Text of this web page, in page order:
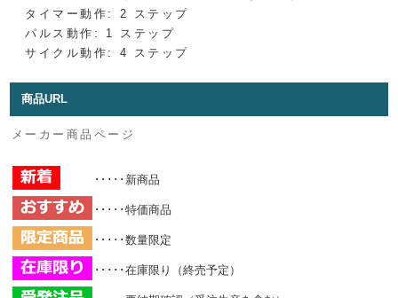
タイマー動作: 2 ステップ
パルス動作: 1 ステップ
サイクル動作: 4 ステップ
商品URL
メーカー商品ページ
･････新商品
･････特価商品
･････数量限定
･････在庫限り（終売予定）